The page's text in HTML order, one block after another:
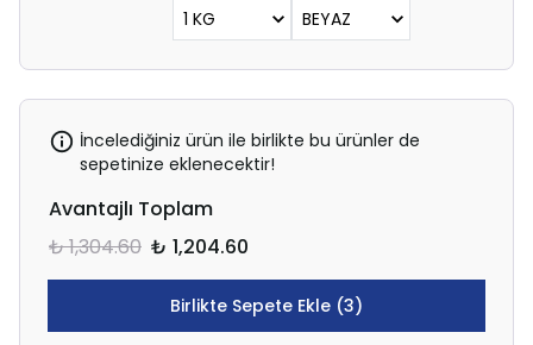
İncelediğiniz ürün ile birlikte bu ürünler de
sepetinize eklenecektir!
Avantajlı Toplam
₺ 1,304.60 ₺ 1,204.60
Birlikte Sepete Ekle (3)